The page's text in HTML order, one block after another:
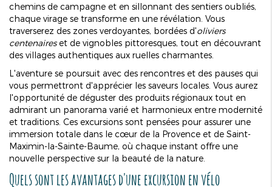
chemins de campagne et en sillonnant des sentiers oubliés,
chaque virage se transforme en une révélation. Vous
traverserez des zones verdoyantes, bordées d'oliviers
centenaireset de vignobles pittoresques, tout en découvrant
des villages authentiques aux ruelles charmantes.
L'aventure se poursuit avec des rencontres et des pauses qui
vous permettront d'apprécier les saveurs locales. Vous aurez
l'opportunité de déguster des produits régionaux tout en
admirant un panorama varié et harmonieux entre modernité
et traditions. Ces excursions sont pensées pour assurer une
immersion totale dans le cœur de la Provence et de Saint-
Maximin-la-Sainte-Baume, où chaque instant offre une
nouvelle perspective sur la beauté de la nature.
Quels sont les avantages d'une excursion en vélo